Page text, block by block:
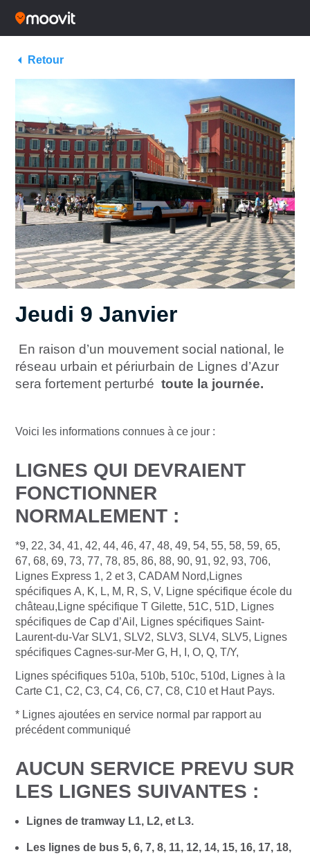
Retour
Jeudi 9 Janvier
En raison d’un mouvement social national, le
réseau urbain et périurbain de Lignes d’Azur
sera fortement perturbé toute la journée.
Voici les informations connues à ce jour :
LIGNES QUI DEVRAIENT
FONCTIONNER
NORMALEMENT :
*9, 22, 34, 41, 42, 44, 46, 47, 48, 49, 54, 55, 58, 59, 65,
67, 68, 69, 73, 77, 78, 85, 86, 88, 90, 91, 92, 93, 706,
Lignes Express 1, 2 et 3, CADAM Nord,Lignes
spécifiques A, K, L, M, R, S, V, Ligne spécifique école du
château,Ligne spécifique T Gilette, 51C, 51D, Lignes
spécifiques de Cap d’Ail, Lignes spécifiques Saint-
Laurent-du-Var SLV1, SLV2, SLV3, SLV4, SLV5, Lignes
spécifiques Cagnes-sur-Mer G, H, I, O, Q, T/Y,
Lignes spécifiques 510a, 510b, 510c, 510d, Lignes à la
Carte C1, C2, C3, C4, C6, C7, C8, C10 et Haut Pays.
* Lignes ajoutées en service normal par rapport au
précédent communiqué
AUCUN SERVICE PREVU SUR
LES LIGNES SUIVANTES :
Lignes de tramway L1, L2, et L3.
Les lignes de bus 5, 6, 7, 8, 11, 12, 14, 15, 16, 17, 18,